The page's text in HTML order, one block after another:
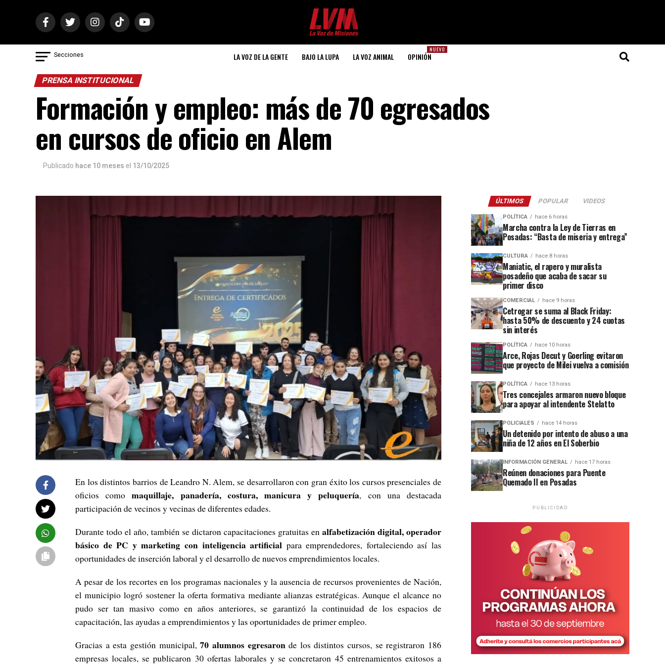
Secciones LA VOZ DE LA GENTE BAJO LA LUPA LA VOZ ANIMAL
NUEVO
OPINIÓN
PRENSA INSTITUCIONAL
Formación y empleo: más de 70 egresados
en cursos de oficio en Alem
Publicado hace 10 meses el 13/10/2025
En los distintos barrios de Leandro N. Alem, se desarrollaron con gran éxito los cursos presenciales de
oficios comomaquillaje, panadería, costura, manicura y peluquería, con una destacada
participación de vecinos y vecinas de diferentes edades.
Durante todo el año, también se dictaron capacitaciones gratuitas en alfabetización digital, operador
básico de PC y marketing con inteligencia artificial para emprendedores, fortaleciendo así las
oportunidades de inserción laboral y el desarrollo de nuevos emprendimientos locales.
A pesar de los recortes en los programas nacionales y la ausencia de recursos provenientes de Nación,
el municipio logró sostener la oferta formativa mediante alianzas estratégicas. Aunque el alcance no
pudo ser tan masivo como en años anteriores, se garantizó la continuidad de los espacios de
capacitación, las ayudas a emprendimientos y las oportunidades de primer empleo.
Gracias a esta gestión municipal,70 alumnos egresaronde los distintos cursos, se registraron 186
empresas locales, se publicaron 30 ofertas laborales y se concretaron 45 entrenamientos exitosos a
ÚLTIMOS POPULAR VIDEOS
POLÍTICA hace 6 horas
Marcha contra la Ley de Tierras en
Posadas: “Basta de miseria y entrega”
CULTURA hace 8 horas
Maniatic, el rapero y muralista
posadeño que acaba de sacar su
primer disco
COMERCIAL hace 9 horas
Cetrogar se suma al Black Friday:
hasta 50% de descuento y 24 cuotas
sin interés
POLÍTICA hace 10 horas
Arce, Rojas Decut y Goerling evitaron
que proyecto de Milei vuelva a comisión
POLÍTICA hace 13 horas
Tres concejales armaron nuevo bloque
para apoyar al intendente Stelatto
POLICIALES hace 14 horas
Un detenido por intento de abuso a una
niña de 12 años en El Soberbio
INFORMACIÓN GENERAL hace 17 horas
Reúnen donaciones para Puente
Quemado II en Posadas
PUBLICIDAD